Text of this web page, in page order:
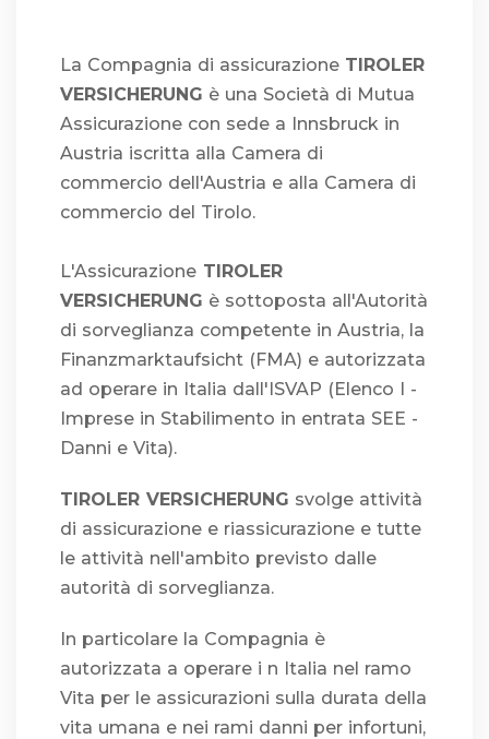
La Compagnia di assicurazione TIROLER
VERSICHERUNG è una Società di Mutua
Assicurazione con sede a Innsbruck in
Austria iscritta alla Camera di
commercio dell'Austria e alla Camera di
commercio del Tirolo.
L'Assicurazione TIROLER
VERSICHERUNG è sottoposta all'Autorità
di sorveglianza competente in Austria, la
Finanzmarktaufsicht (FMA) e autorizzata
ad operare in Italia dall'ISVAP (Elenco I -
Imprese in Stabilimento in entrata SEE -
Danni e Vita).
TIROLER VERSICHERUNG svolge attività
di assicurazione e riassicurazione e tutte
le attività nell'ambito previsto dalle
autorità di sorveglianza.
In particolare la Compagnia è
autorizzata a operare i n Italia nel ramo
Vita per le assicurazioni sulla durata della
vita umana e nei rami danni per infortuni,